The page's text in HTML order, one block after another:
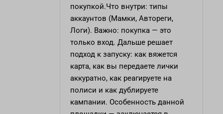
покупкой.Что внутри: типы
аккаунтов (Мамки, Автореги,
Логи). Важно: покупка — это
только вход. Дальше решает
подход к запуску: как вяжется
карта, как вы передаете лички
аккуратно, как реагируете на
полиси и как дублируете
кампании. Особенность данной